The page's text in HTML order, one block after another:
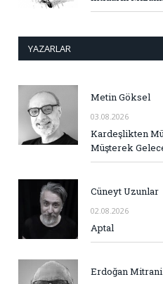
YAZARLAR
Metin Göksel
03.08.2026
Kardeşlikten
Müşterek
Cüneyt Uzunlar
02.08.2026
Aptal
Erdoğan Mitrani